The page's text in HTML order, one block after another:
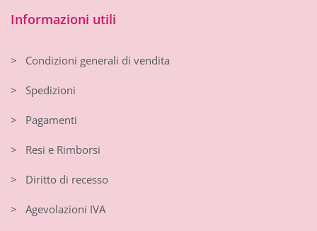
Informazioni utili
> Condizioni generali di vendita
> Spedizioni
> Pagamenti
> Resi e Rimborsi
> Diritto di recesso
> Agevolazioni IVA